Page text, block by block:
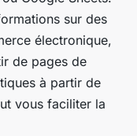
sur des
électronique,
de pages de
à partir de
vous faciliter la